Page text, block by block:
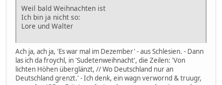
Weil bald Weihnachten ist
Ich bin ja nicht so:
Lore und Walter
Ach ja, ach ja, 'Es war mal im Dezember' - aus Schlesien. - Dann
las ich da froychl, in 'Sudetenweihnacht', die Zeilen: 'Von
lichten Höhen überglänzt, // Wo Deutschland nur an
Deutschland grenzt.' - Ich denk, ein wagn verwornd & truugr,